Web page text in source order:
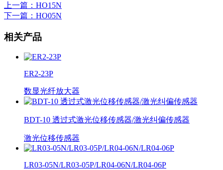
上一篇 ：HO15N
下一篇 ：HO05N
相关产品
ER2-23P
数显光纤放大器
BDT-10 透过式激光位移传感器/激光纠偏传感器
激光位移传感器
LR03-05N/LR03-05P/LR04-06N/LR04-06P